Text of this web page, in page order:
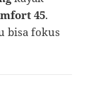
45.
bisa fokus